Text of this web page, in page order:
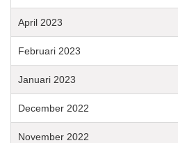
April 2023
Februari 2023
Januari 2023
December 2022
November 2022